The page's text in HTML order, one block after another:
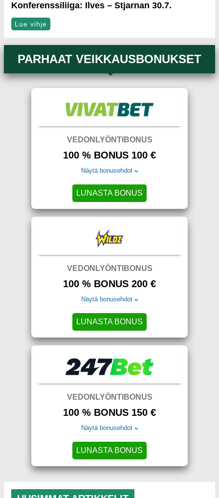
Konferenssiliiga: Ilves – Stjarnan 30.7.
Lue vihje
PARHAAT VEIKKAUSBONUKSET
VEDONLYÖNTIBONUS
100 % BONUS 100 €
Näytä bonusehdot
LUNASTA BONUS
VEDONLYÖNTIBONUS
100 % BONUS 200 €
Näytä bonusehdot
LUNASTA BONUS
VEDONLYÖNTIBONUS
100 % BONUS 150 €
Näytä bonusehdot
LUNASTA BONUS